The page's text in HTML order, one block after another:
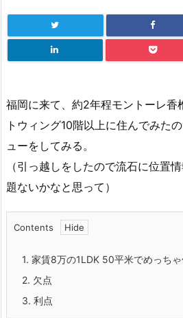
福岡に来て、約2年程モントーレ香
トウィング10階以上に住んでみた
ューをしてみる。
（引っ越しをしたので流石に位置
題ないかなと思って）
Contents
1. 家賃8万の1LDK 50平米でめっちゃ
2. 欠点
3. 利点